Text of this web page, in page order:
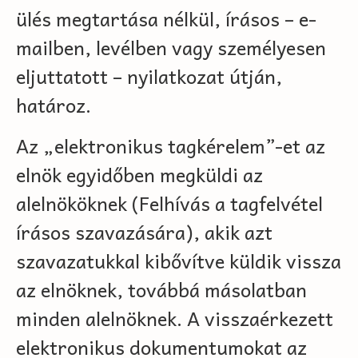
ülés megtartása nélkül, írásos – e-
mailben, levélben vagy személyesen
eljuttatott – nyilatkozat útján,
határoz.
Az „elektronikus tagkérelem”-et az
elnök egyidőben megküldi az
alelnököknek (Felhívás a tagfelvétel
írásos szavazására), akik azt
szavazatukkal kibővítve küldik vissza
az elnöknek, továbbá másolatban
minden alelnöknek. A visszaérkezett
elektronikus dokumentumokat az